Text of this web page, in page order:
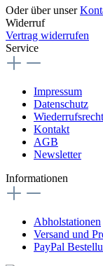
Oder über unser
Widerruf
Vertrag widerrufen
Service
Impressum
Datenschutz
Wiederrufsrecht
Kontakt
AGB
Newsletter
Informationen
Abholstationen
Versand und
PayPal